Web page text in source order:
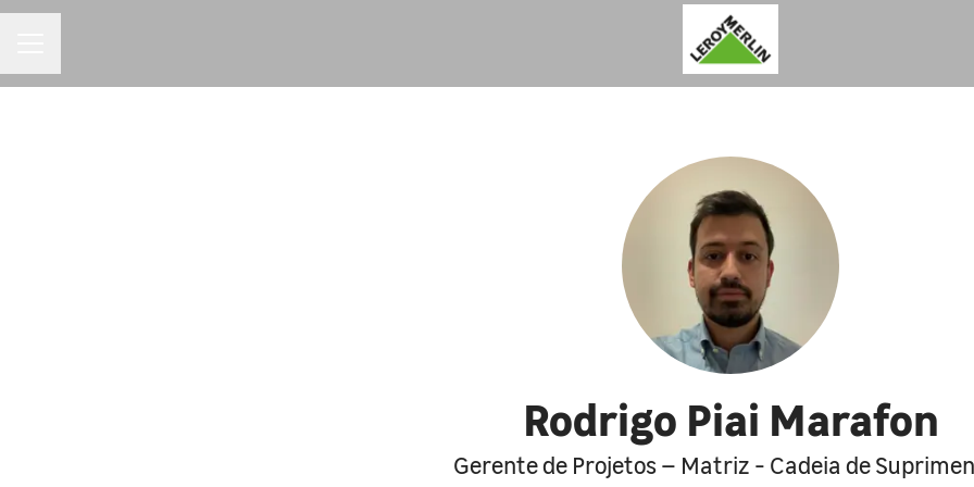
Rodrigo Piai Marafon
Gerente de Projetos – Matriz - Cadeia de